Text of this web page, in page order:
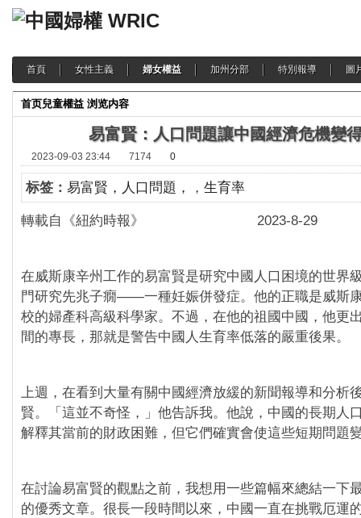
首頁 女性主義 婦女權益 加州分部 特別報導 圖
首页兒童權益 浏览内容
易富賢：人口問題讓中國經濟危機變
2023-09-03 23:44 7174 0
标签： 易富賢，人口問題， ， 生育率
轉載自《紐約時報》 2023-8-29
在威斯康辛州工作的易富賢是研究中國人口困境的世界
門研究先兆子癇——一種妊娠併發症。他的正職是威斯
校的婦產科高級科學家。不過，在他的祖國中國，他更
間的專長，那就是警告中國人生育率低落的嚴重後果。
上週，在看到大量有關中國經濟放緩的新聞報導和分析
賢。「這並不奇怪，」他告訴我。他說，中國的長期人
解釋其當前的財政困難，但它們確實會使這些短期問題
在討論易富賢的觀點之前，我想用一些篇幅來總結一下
的優秀文章。很長一段時間以來，中國一直在挑戰厄運